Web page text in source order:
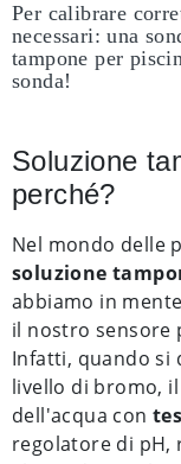
Per calibrare
necessari: una
tampone per
sonda!
Soluzione
perché?
Nel mondo delle
soluzione
abbiamo in
il nostro sensore
Infatti, quando si
livello di bromo,
dell'acqua con
regolatore di pH,